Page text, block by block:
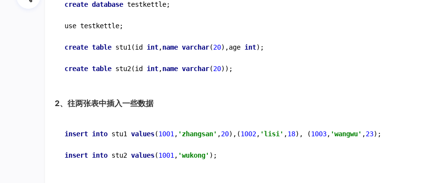
create database testkettle;
use testkettle;
create table stu1(id int,name varchar(20),age int);
create table stu2(id int,name varchar(20));
2、往两张表中插入一些数据
insert into stu1 values(1001 , 'zhangsan' ,20),(1002, 'lisi' ,18), (1003, 'wangwu' ,23);
insert into stu2 values(1001 , 'wukong' );